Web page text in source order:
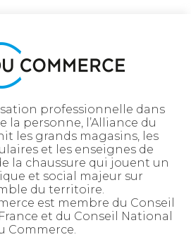
professionnelle dans
la personne, l’Alliance du
les grands magasins, les
et les enseignes de
la chaussure qui jouent un
et social majeur sur
du territoire.
est membre du Conseil
et du Conseil National
Commerce.